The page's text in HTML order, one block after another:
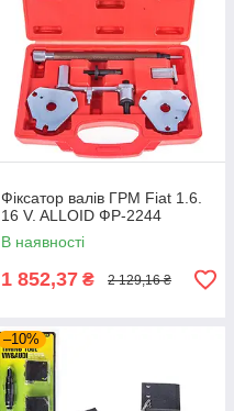
Фіксатор валів ГРМ Fiat 1.6.
16 V. ALLOID ФР-2244
В наявності
1 852,37 ₴ 2 129,16 ₴
–10%